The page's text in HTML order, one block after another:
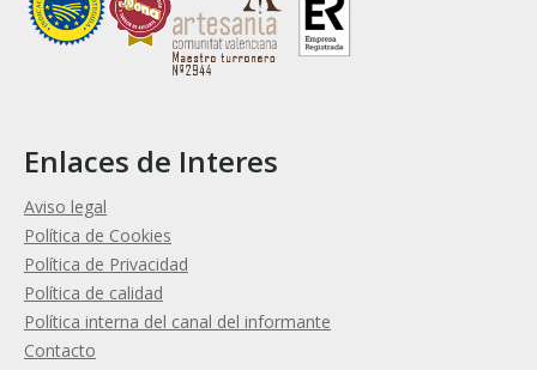
Enlaces de Interes
Aviso legal
Política de Cookies
Política de Privacidad
Política de calidad
Política interna del canal del informante
Contacto